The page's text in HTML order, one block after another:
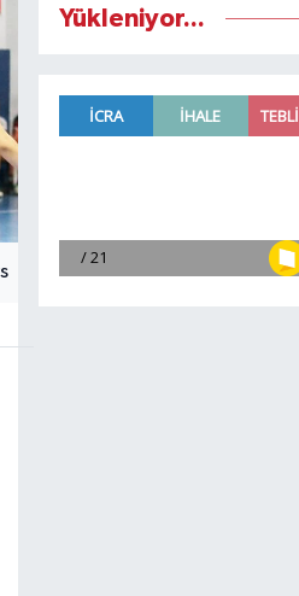
Yükleniyor...